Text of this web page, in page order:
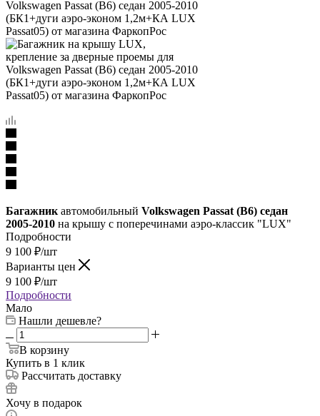
Багажник автомобильный Volkswagen Passat (B6) седан
2005-2010 на крышу с поперечинами аэро-классик "LUX"
Подробности
9 100 ₽/шт
Варианты цен
9 100 ₽/шт
Подробности
Мало
Нашли дешевле?
В корзину
Купить в 1 клик
Рассчитать доставку
Хочу в подарок